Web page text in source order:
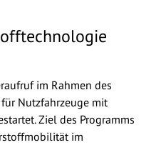
im Rahmen des
Nutzfahrzeuge mit
Ziel des Programms
im